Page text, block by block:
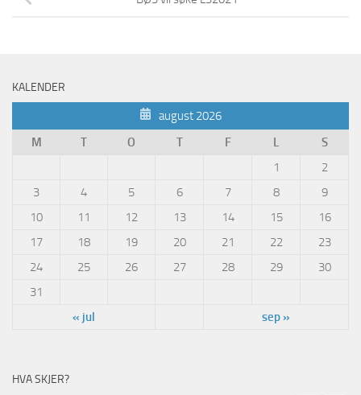
KALENDER
august 2026
M
T O T F L
S
1
2
3
4 5 6 7 8
9
10
11 12 13 14 15
16
17
18 19 20 21 22
23
24
25 26 27 28 29
30
31
« jul
sep »
HVA SKJER?